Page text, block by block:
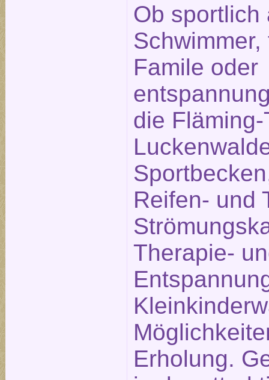
Ob sportlich
Famile oder
die
Reifen- und
Therapie-
Erholung.